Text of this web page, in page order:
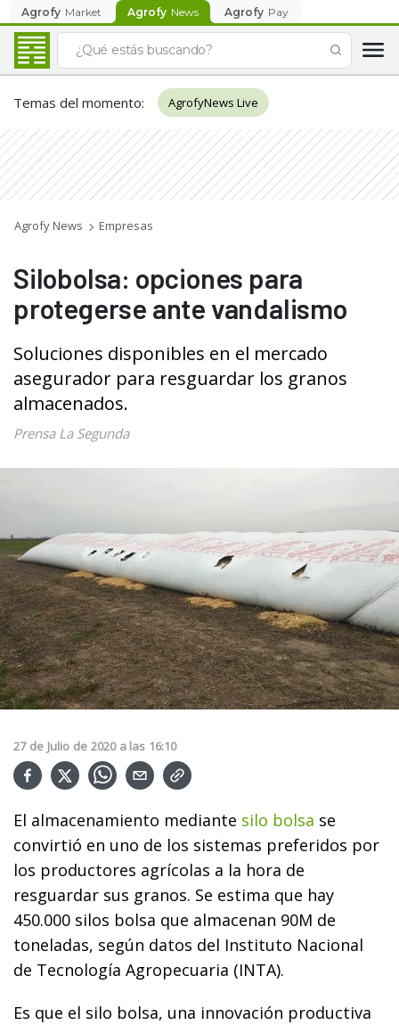
Agrofy Market Agrofy News Agrofy Pay
Temas del momento: AgrofyNews Live
Agrofy News Empresas
Silobolsa: opciones para
protegerse ante vandalismo
Soluciones disponibles en el mercado
asegurador para resguardar los granos
almacenados.
Prensa La Segunda
27 de Julio de 2020 a las 16:10
El almacenamiento mediante silo bolsa se
convirtió en uno de los sistemas preferidos por
los productores agrícolas a la hora de
resguardar sus granos. Se estima que hay
450.000 silos bolsa que almacenan 90M de
toneladas, según datos del Instituto Nacional
de Tecnología Agropecuaria (INTA).
Es que el silo bolsa, una innovación productiva